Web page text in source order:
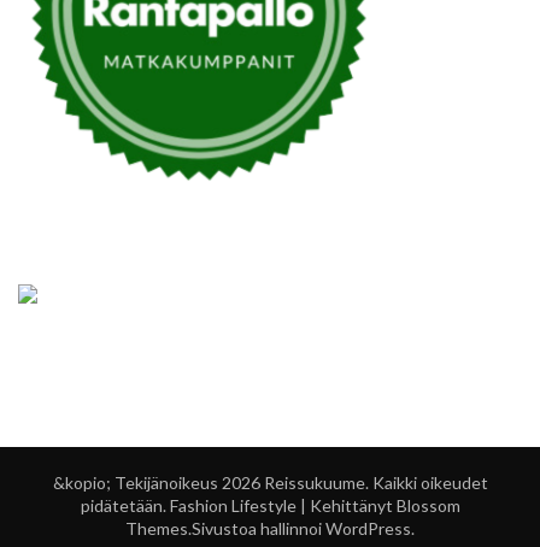
&kopio; Tekijänoikeus 2026 Reissukuume. Kaikki oikeudet
pidätetään.Fashion Lifestyle | Kehittänyt Blossom
Themes.Sivustoa hallinnoiWordPress.